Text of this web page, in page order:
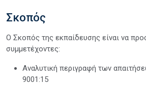
Σκοπός
Ο Σκοπός της εκπαίδευσης είναι να
συμμετέχοντες:
Αναλυτική περιγραφή των
9001:15